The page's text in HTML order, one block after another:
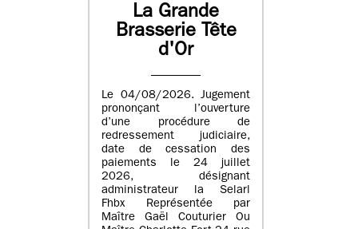
La Grande
Brasserie Tête
d'Or
Le 04/08/2026. Jugement
prononçant l’ouverture
d’une procédure de
redressement judiciaire,
date de cessation des
paiements le 24 juillet
2026, désignant
administrateur la Selarl
Fhbx Représentée par
Maître Gaël Couturier Ou